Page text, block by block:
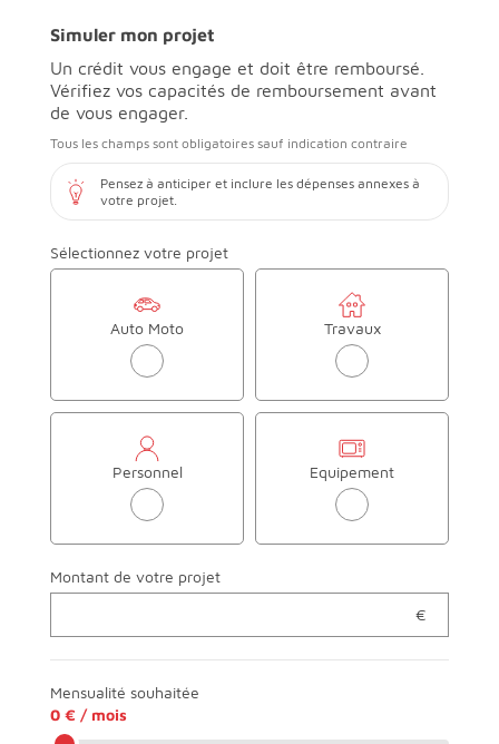
Simuler mon projet
Un crédit vous engage et doit être remboursé.
Vérifiez vos capacités de remboursement avant
de vous engager.
Tous les champs sont obligatoires sauf indication contraire
Pensez à anticiper et inclure les dépenses annexes à
votre projet.
Sélectionnez votre projet
Auto Moto Travaux
Personnel Equipement
Montant de votre projet
Mensualité souhaitée